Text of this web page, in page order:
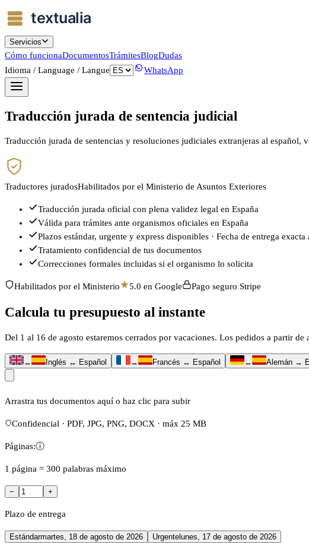
Servicios
Cómo funcionaDocumentosTrámitesBlogDudas
Idioma / Language / Langue
WhatsApp
Traducción jurada de sentencia judicial
Traducción jurada de sentencias y resoluciones judiciales extranjeras al
Traductores juradosHabilitados por el Ministerio de Asuntos Exteriores
Traducción jurada oficial con plena validez legal en España
Válida para trámites ante organismos oficiales en España
Plazos estándar, urgente y express disponibles · Fecha de entrega exacta
Tratamiento confidencial de tus documentos
Correcciones formales incluidas si el organismo lo solicita
Habilitados por el Ministerio 5.0 en Google Pago seguro Stripe
Calcula tu presupuesto al instante
Del 1 al 16 de agosto estaremos cerrados por vacaciones. Los pedidos a partir de
↔ Inglés ↔ Español ↔ Francés ↔ Español ↔ Alemán →
Arrastra tus documentos aquí o haz clic para subir
Confidencial · PDF, JPG, PNG, DOCX · máx 25 MB
Páginas:ⓘ
1 página = 300 palabras máximo
− +
Plazo de entrega
Estándarmartes, 18 de agosto de 2026 Urgentelunes, 17 de agosto de 2026